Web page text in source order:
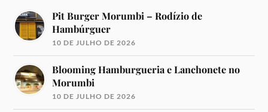
Pit Burger Morumbi – Rodízio de
Hambúrguer
10 DE JULHO DE 2026
Blooming Hamburgueria e Lanchonete no
Morumbi
10 DE JULHO DE 2026